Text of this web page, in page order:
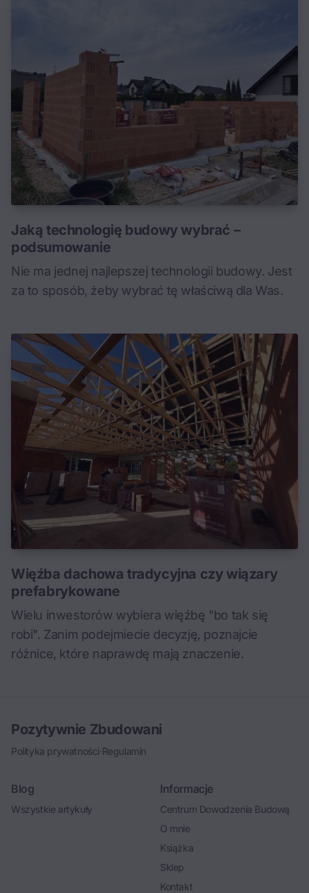
Jaką technologię budowy wybrać –
podsumowanie
Nie ma jednej najlepszej technologii budowy. Jest
za to sposób, żeby wybrać tę właściwą dla Was.
Więźba dachowa tradycyjna czy wiązary
prefabrykowane
Wielu inwestorów wybiera więźbę "bo tak się
robi". Zanim podejmiecie decyzję, poznajcie
różnice, które naprawdę mają znaczenie.
Pozytywnie Zbudowani
Polityka prywatności·Regulamin
Blog
Wszystkie artykuły
Informacje
Centrum Dowodzenia Budową
O mnie
Książka
Sklep
Kontakt